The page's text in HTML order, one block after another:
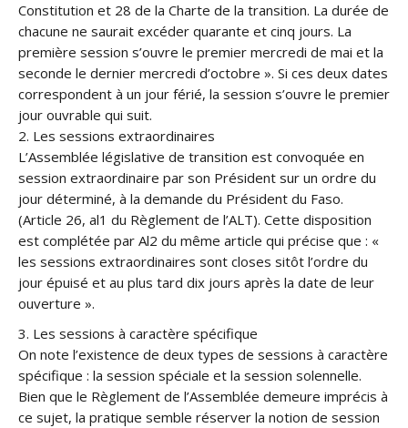
Constitution et 28 de la Charte de la transition. La durée de
chacune ne saurait excéder quarante et cinq jours. La
première session s’ouvre le premier mercredi de mai et la
seconde le dernier mercredi d’octobre ». Si ces deux dates
correspondent à un jour férié, la session s’ouvre le premier
jour ouvrable qui suit.
2. Les sessions extraordinaires
L’Assemblée législative de transition est convoquée en
session extraordinaire par son Président sur un ordre du
jour déterminé, à la demande du Président du Faso.
(Article 26, al1 du Règlement de l’ALT). Cette disposition
est complétée par Al2 du même article qui précise que : «
les sessions extraordinaires sont closes sitôt l’ordre du
jour épuisé et au plus tard dix jours après la date de leur
ouverture ».
3. Les sessions à caractère spécifique
On note l’existence de deux types de sessions à caractère
spécifique : la session spéciale et la session solennelle.
Bien que le Règlement de l’Assemblée demeure imprécis à
ce sujet, la pratique semble réserver la notion de session